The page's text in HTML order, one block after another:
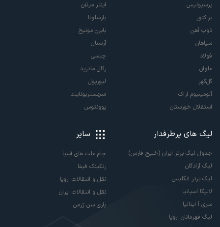
پرسپولیس
تراکتور
ذوب آهن
سپاهان
فولاد
ملوان
گل‌گهر
آلومینیوم اراک
استقلال خوزستان
اینتر میلان
بارسلونا
بایرن مونیخ
آرسنال
چلسی
رئال مادرید
لیورپول
منچستریونایتد
یوونتوس
لیگ های پرطرفدار
جدول لیگ برتر ایران (خلیج فارس)
لیگ آزادگان
لیگ برتر انگلیس
لالیگا اسپانیا
سری آ ایتالیا
لیگ قهرمانان اروپا
سایر
جام ملت های آسیا
رنکینگ فیفا
نقل و انتقالات اروپا
نقل و انتقالات ایران
پاری سن ژرمن